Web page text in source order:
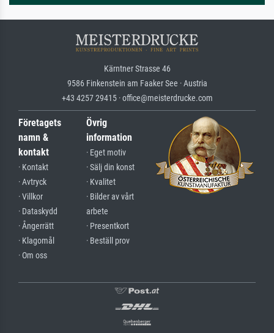
Kärntner Strasse 46
9586 Finkenstein am Faaker See · Austria
+43 4257 29415 · office@meisterdrucke.com
Företagets
namn &
kontakt
· Kontakt
· Avtryck
· Villkor
· Dataskydd
· Ångerrätt
· Klagomål
· Om oss
Övrig
information
· Eget motiv
· Sälj din konst
· Kvalitet
· Bilder av vårt
arbete
· Presentkort
· Beställ prov